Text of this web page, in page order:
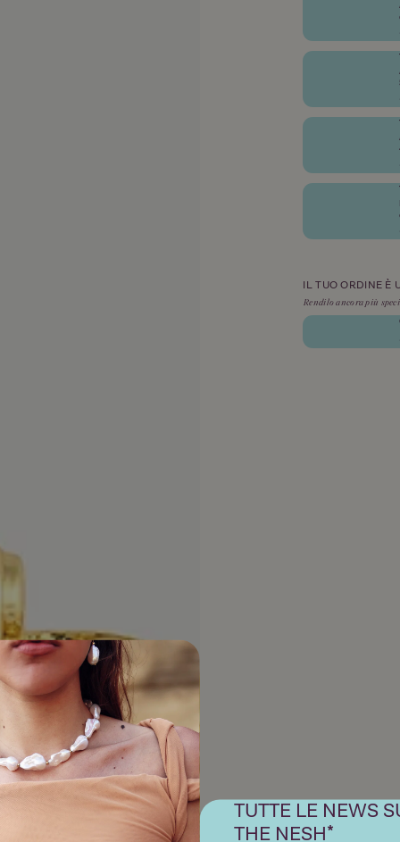
TUTTE LE NEWS
THE NESH*
IL TUO ORDINE È
Rendilo ancora più